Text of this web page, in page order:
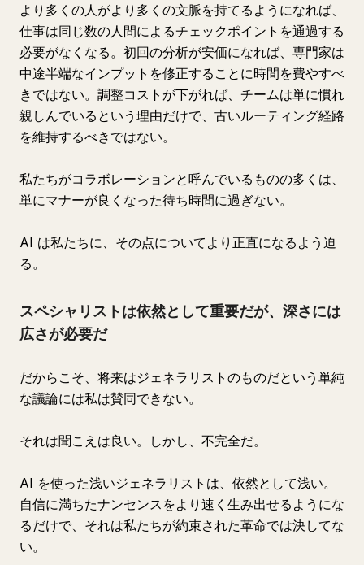
より多くの人がより多くの文脈を持てるようになれば、
仕事は同じ数の人間によるチェックポイントを通過する
必要がなくなる。初回の分析が安価になれば、専門家は
中途半端なインプットを修正することに時間を費やすべ
きではない。調整コストが下がれば、チームは単に慣れ
親しんでいるという理由だけで、古いルーティング経路
を維持するべきではない。
私たちがコラボレーションと呼んでいるものの多くは、
単にマナーが良くなった待ち時間に過ぎない。
AI は私たちに、その点についてより正直になるよう迫
る。
スペシャリストは依然として重要だが、深さには
広さが必要だ
だからこそ、将来はジェネラリストのものだという単純
な議論には私は賛同できない。
それは聞こえは良い。しかし、不完全だ。
AI を使った浅いジェネラリストは、依然として浅い。
自信に満ちたナンセンスをより速く生み出せるようにな
るだけで、それは私たちが約束された革命では決してな
い。